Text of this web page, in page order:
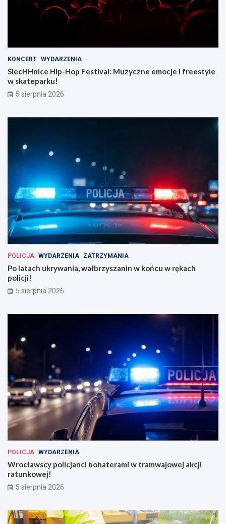
KONCERT WYDARZENIA
SiecHHnice Hip-Hop Festival: Muzyczne emocje i freestyle
w skateparku!
5 sierpnia 2026
POLICJA WYDARZENIA ZATRZYMANIA
Po latach ukrywania, wałbrzyszanin w końcu w rękach
policji!
5 sierpnia 2026
POLICJA WYDARZENIA
Wrocławscy policjanci bohaterami w tramwajowej akcji
ratunkowej!
5 sierpnia 2026